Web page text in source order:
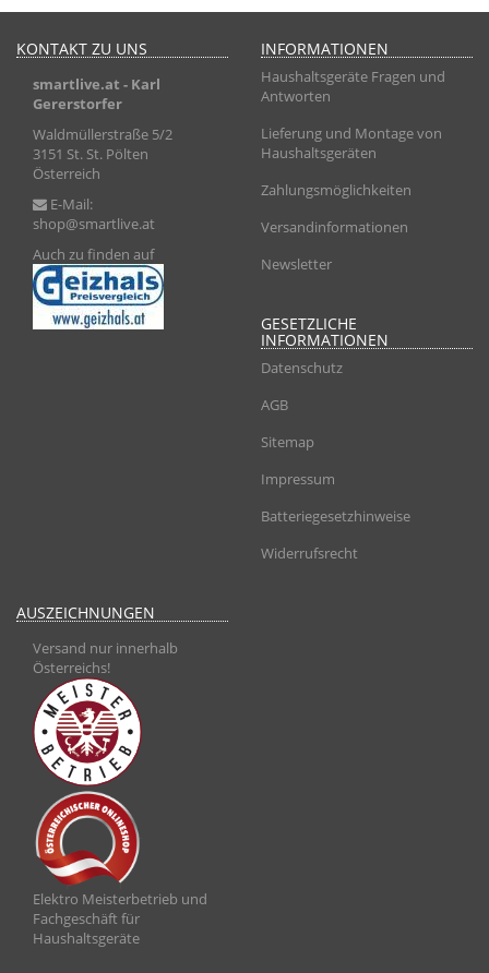
KONTAKT ZU UNS
smartlive.at - Karl
Gererstorfer
Waldmüllerstraße 5/2
3151 St. St. Pölten
Österreich
E-Mail:
shop@smartlive.at
Auch zu finden auf
INFORMATIONEN
Haushaltsgeräte Fragen und
Antworten
Lieferung und Montage von
Haushaltsgeräten
Zahlungsmöglichkeiten
Versandinformationen
Newsletter
GESETZLICHE
INFORMATIONEN
Datenschutz
AGB
Sitemap
Impressum
Batteriegesetzhinweise
Widerrufsrecht
AUSZEICHNUNGEN
Versand nur innerhalb
Österreichs!
Elektro Meisterbetrieb und
Fachgeschäft für
Haushaltsgeräte